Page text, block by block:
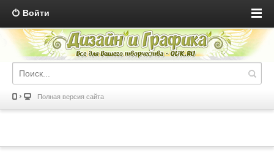
Войти
Полная версия сайта